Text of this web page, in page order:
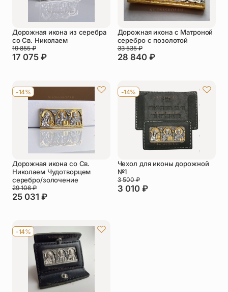
Дорожная икона из серебра
со Св. Николаем
17 075 ₽
19 855₽
Дорожная икона с Матроной
серебро с позолотой
28 840 ₽
33 535₽
-14%
Дорожная икона со Св.
Николаем Чудотворцем
серебро/золочение
25 031 ₽
29 106₽
-14%
Чехол для иконы дорожной
№1
3 010 ₽
3 500₽
-14%